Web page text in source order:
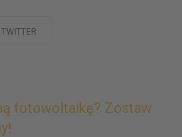
TWITTER
fotowoltaikę? Zostaw